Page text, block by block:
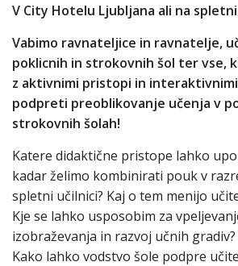
V City Hotelu Ljubljana ali na
Vabimo ravnateljice in ravnatelje,
poklicnih in strokovnih šol ter vse,
z aktivnimi pristopi in
podpreti preoblikovanje učenja v
strokovnih šolah!
Katere didaktične pristope lahko
kadar želimo kombinirati pouk v
spletni učilnici? Kaj o tem menijo
Kje se lahko usposobim za
izobraževanja in razvoj učnih gradiv?
Kako lahko vodstvo šole podpre